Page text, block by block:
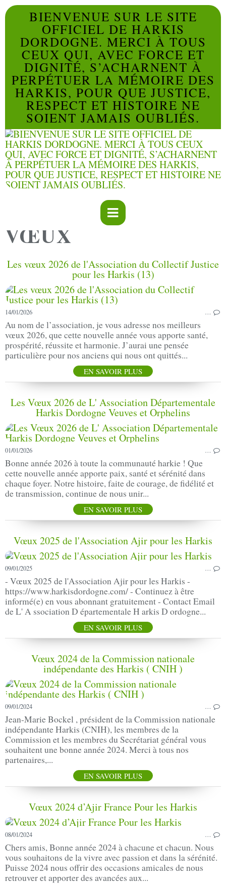
BIENVENUE SUR LE SITE
OFFICIEL DE HARKIS
DORDOGNE. MERCI À TOUS
CEUX QUI, AVEC FORCE ET
DIGNITÉ, S’ACHARNENT À
PERPÉTUER LA MÉMOIRE DES
HARKIS, POUR QUE JUSTICE,
RESPECT ET HISTOIRE NE
SOIENT JAMAIS OUBLIÉS.
VŒUX
Les vœux 2026 de l'Association du Collectif Justice
pour les Harkis (13)
14/01/2026 …
Au nom de l’association, je vous adresse nos meilleurs
vœux 2026, que cette nouvelle année vous apporte santé,
prospérité, réussite et harmonie. J’aurai une pensée
particulière pour nos anciens qui nous ont quittés...
EN SAVOIR PLUS
Les Vœux 2026 de L' Association Départementale
Harkis Dordogne Veuves et Orphelins
01/01/2026 …
Bonne année 2026 à toute la communauté harkie ! Que
cette nouvelle année apporte paix, santé et sérénité dans
chaque foyer. Notre histoire, faite de courage, de fidélité et
de transmission, continue de nous unir...
EN SAVOIR PLUS
Vœux 2025 de l'Association Ajir pour les Harkis
09/01/2025 …
- Vœux 2025 de l'Association Ajir pour les Harkis -
https://www.harkisdordogne.com/ - Continuez à être
informé(e) en vous abonnant gratuitement - Contact Email
de L' A ssociation D épartementale H arkis D ordogne...
EN SAVOIR PLUS
Vœux 2024 de la Commission nationale
indépendante des Harkis ( CNIH )
09/01/2024 …
Jean-Marie Bockel , président de la Commission nationale
indépendante Harkis (CNIH), les membres de la
Commission et les membres du Secrétariat général vous
souhaitent une bonne année 2024. Merci à tous nos
partenaires,...
EN SAVOIR PLUS
Vœux 2024 d’Ajir France Pour les Harkis
08/01/2024 …
Chers amis, Bonne année 2024 à chacune et chacun. Nous
vous souhaitons de la vivre avec passion et dans la sérénité.
Puisse 2024 nous offrir des occasions amicales de nous
retrouver et apporter des avancées aux...